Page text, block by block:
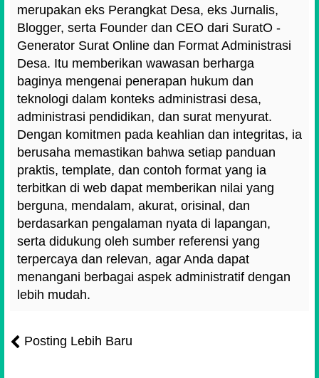
merupakan eks Perangkat Desa, eks Jurnalis,
Blogger, serta Founder dan CEO dari SuratO -
Generator Surat Online dan Format Administrasi
Desa. Itu memberikan wawasan berharga
baginya mengenai penerapan hukum dan
teknologi dalam konteks administrasi desa,
administrasi pendidikan, dan surat menyurat.
Dengan komitmen pada keahlian dan integritas, ia
berusaha memastikan bahwa setiap panduan
praktis, template, dan contoh format yang ia
terbitkan di web dapat memberikan nilai yang
berguna, mendalam, akurat, orisinal, dan
berdasarkan pengalaman nyata di lapangan,
serta didukung oleh sumber referensi yang
terpercaya dan relevan, agar Anda dapat
menangani berbagai aspek administratif dengan
lebih mudah.
Posting Lebih Baru